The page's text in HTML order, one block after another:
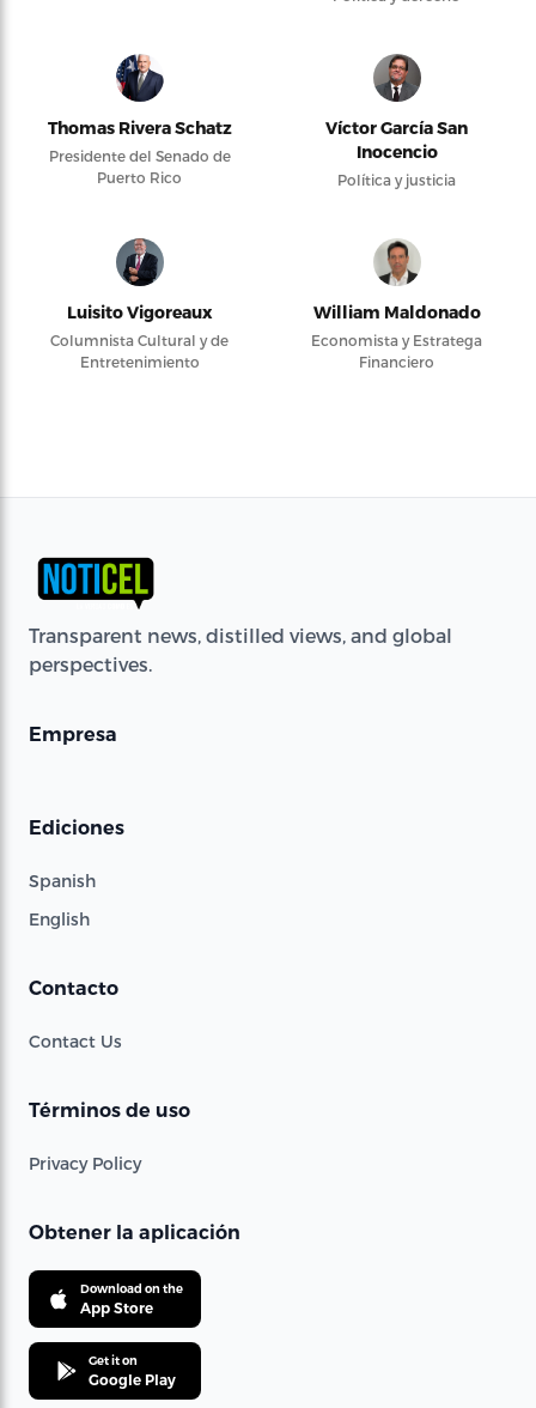
Thomas Rivera Schatz
Presidente del Senado de
Puerto Rico
Víctor García San
Inocencio
Política y justicia
Luisito Vigoreaux
Columnista Cultural y de
Entretenimiento
William Maldonado
Economista y Estratega
Financiero
Transparent news, distilled views, and global
perspectives.
Empresa
Ediciones
Spanish
English
Contacto
Contact Us
Términos de uso
Privacy Policy
Obtener la aplicación
Download on the
App Store
Get it on
Google Play